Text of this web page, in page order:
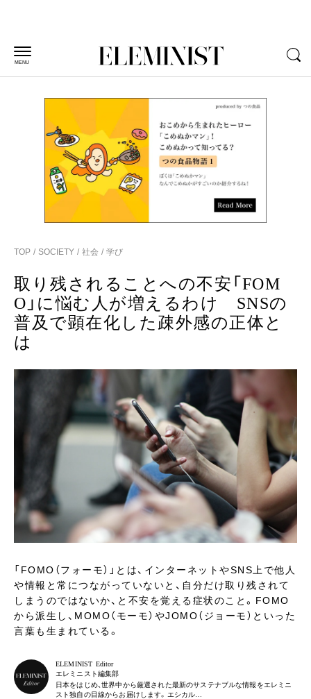
MENU
TOP SOCIETY 社会 学び
取り残されることへの不安「FOM
O」に悩む人が増えるわけ SNSの
普及で顕在化した疎外感の正体と
は
「FOMO（フォーモ）」とは、インターネットやSNS上で他人
や情報と常につながっていないと、自分だけ取り残されて
しまうのではないか、と不安を覚える症状のこと。FOMO
から派生し、MOMO（モーモ）やJOMO（ジョーモ）といった
言葉も生まれている。
ELEMINIST Editor
エレミニスト編集部
日本をはじめ、世界中から厳選された最新のサステナブルな情報をエレミニ
スト独自の目線からお届けします。エシカル…